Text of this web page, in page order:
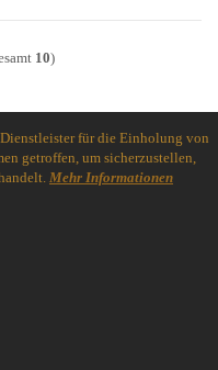
10)
für die Einholung von
getroffen, um sicherzustellen,
Mehr Informationen